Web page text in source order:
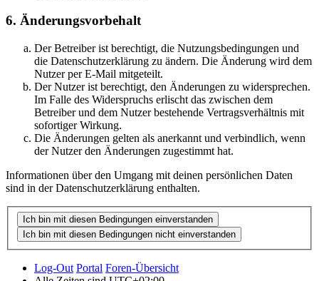
6. Änderungsvorbehalt
Der Betreiber ist berechtigt, die Nutzungsbedingungen und
die Datenschutzerklärung zu ändern. Die Änderung wird dem
Nutzer per E-Mail mitgeteilt.
Der Nutzer ist berechtigt, den Änderungen zu widersprechen.
Im Falle des Widerspruchs erlischt das zwischen dem
Betreiber und dem Nutzer bestehende Vertragsverhältnis mit
sofortiger Wirkung.
Die Änderungen gelten als anerkannt und verbindlich, wenn
der Nutzer den Änderungen zugestimmt hat.
Informationen über den Umgang mit deinen persönlichen Daten
sind in der Datenschutzerklärung enthalten.
Log-Out Portal Foren-Übersicht